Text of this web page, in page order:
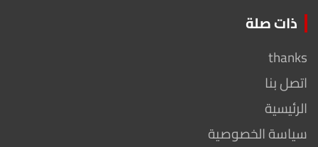
ذات صلة
thanks
اتصل بنا
الرئيسية
سياسة الخصوصية